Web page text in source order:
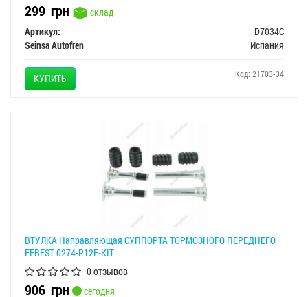
299 грн
склад
Артикул:
D7034C
Seinsa Autofren
Испания
КУПИТЬ Код: 21703-34
ВТУЛКА Направляющая СУППОРТА ТОРМОЗНОГО ПЕРЕДНЕГО
FEBEST 0274-P12F-KIT
0 отзывов
906 грн
сегодня